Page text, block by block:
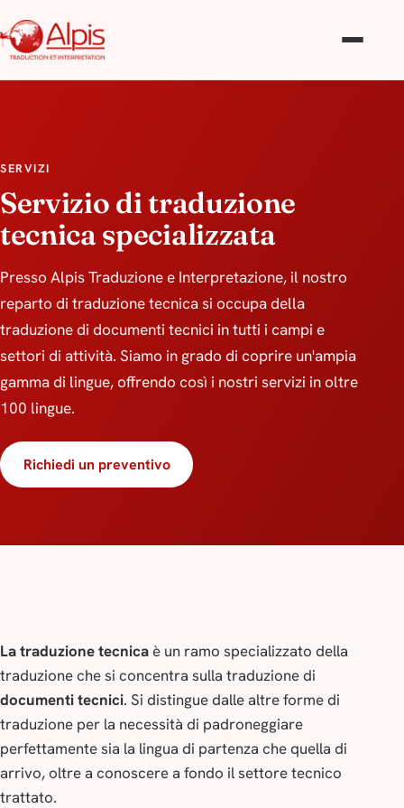
SERVIZI
Servizio di traduzione
tecnica specializzata
Presso Alpis Traduzione e Interpretazione, il nostro
reparto di traduzione tecnica si occupa della
traduzione di documenti tecnici in tutti i campi e
settori di attività. Siamo in grado di coprire un'ampia
gamma di lingue, offrendo così i nostri servizi in oltre
100 lingue.
Richiedi un preventivo
La traduzione tecnicaè un ramo specializzato della
traduzione che si concentra sulla traduzione di
documenti tecnici. Si distingue dalle altre forme di
traduzione per la necessità di padroneggiare
perfettamente sia la lingua di partenza che quella di
arrivo, oltre a conoscere a fondo il settore tecnico
trattato.